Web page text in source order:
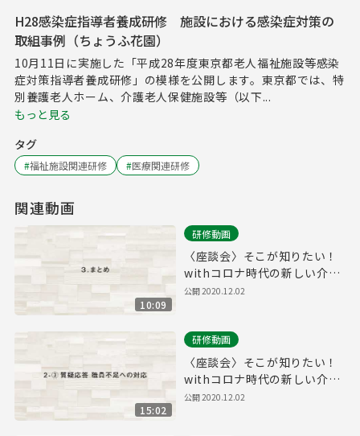
H28感染症指導者養成研修 施設における感染症対策の
取組事例（ちょうふ花園）
10月11日に実施した「平成28年度東京都老人福祉施設等感染
症対策指導者養成研修」の模様を公開します。東京都では、特
別養護老人ホーム、介護老人保健施設等（以下...
もっと見る
タグ
#福祉施設関連研修 #医療関連研修
関連動画
10:09
研修動画
〈座談会〉そこが知りたい！
withコロナ時代の新しい介護
【3. まとめ】
公開2020.12.02
15:02
研修動画
〈座談会〉そこが知りたい！
withコロナ時代の新しい介護
【2-③. 質疑応答 職員不足へ
公開2020.12.02